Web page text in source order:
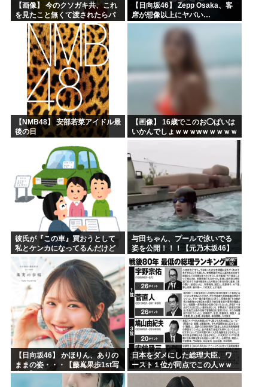
【画像】 今のクソガキ共、これ
を見たこと無くて渡されたらパ
ニクるらしいｗｗｗｗｗｗｗｗ
ｗｗｗｗｗ
【日向坂46】 Zepp Osaka、客
席が想像以上にヤバい…
【NMB48】 安部若菜アイドル最
後の日
【画像】 16歳でこのお◯ぱいは
いかんでしょｗｗｗwｗｗｗｗｗ
ｗｗｗ❤
彼氏が『この車』買おうとして
私とケンカになってるんだけど
ｗｗｗｗｗｗ
与田ちゃん、プールで泳いでる
姿を公開！！！【元乃木坂46】
【日向坂46】 かほりん、ありの
ままの姿・・・【藤嶌果歩1st写
真集】
日本をダメにした総理大臣、ワ
ースト１位が同点でこの人ｗｗ
ｗｗｗｗ